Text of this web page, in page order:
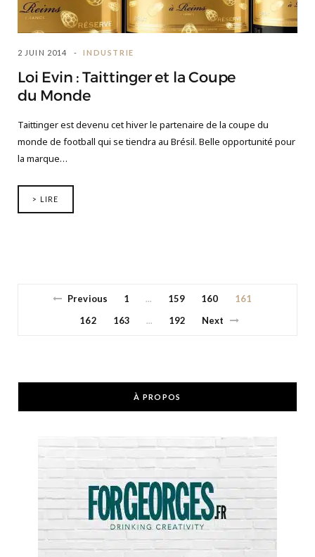
2 JUIN 2014 INDUSTRIE
Loi Evin : Taittinger et la Coupe
du Monde
Taittinger est devenu cet hiver le partenaire de la coupe du
monde de football qui se tiendra au Brésil. Belle opportunité pour
la marque…
> LIRE
Previous 1 … 159 160
161
162
163 … 192 Next
À PROPOS